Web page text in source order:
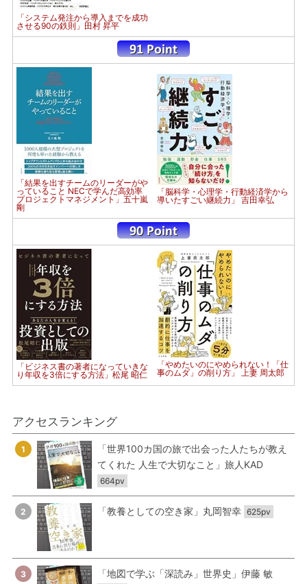
「システム発注から導入までを成功
させる90の鉄則」田村 昇平
「結果を出すチームのリーダーがや
っていること NECで学んだ高効率
プロジェクトマネジメント」五十嵐
剛
「脳科学・心理学・行動経済学から
導いたすごい継続力」 吉田幸弘
「ビジネス書の著者になっていきな
り年収を3倍にする方法」松尾 昭仁
「やめたいのにやめられない！「仕
事のムダ」の削り方」 上妻 周太郎
アクセスランキング
1
「世界100カ国の旅で出会った人たちが教え
てくれた 人生で大切なこと」旅人KAD
664pv
2 「教養としての空き家」丸岡智幸 625pv
3 「地図で学ぶ「深読み」世界史」伊藤 敏